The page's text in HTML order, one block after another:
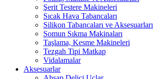
Şerit Testere Makineleri
Sıcak Hava Tabancaları
Silikon Tabancaları ve Aksesuarları
Somun Sıkma Makinaları
Taşlama, Kesme Makineleri
Tezgah Tipi Matkap
Vidalamalar
Aksesuarlar